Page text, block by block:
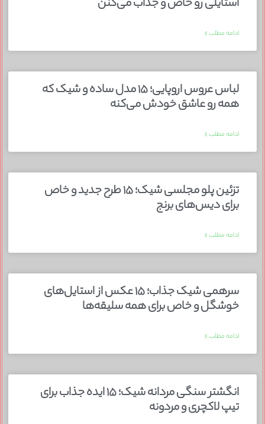
استایلی رو خاص و جذاب می‌کنن
ادامه مطلب »
لباس عروس اروپایی؛ ۱۵ مدل ساده و شیک که
همه رو عاشق خودش می‌کنه
ادامه مطلب »
تزئین پلو مجلسی شیک؛ ۱۵ طرح جدید و خاص
برای دیس‌های برنج
ادامه مطلب »
سرهمی شیک جذاب؛ ۱۵ عکس از استایل‌های
خوشگل و خاص برای همه سلیقه‌ها
ادامه مطلب »
انگشتر سنگی مردانه شیک؛ ۱۵ ایده جذاب برای
تیپ لاکچری و مردونه